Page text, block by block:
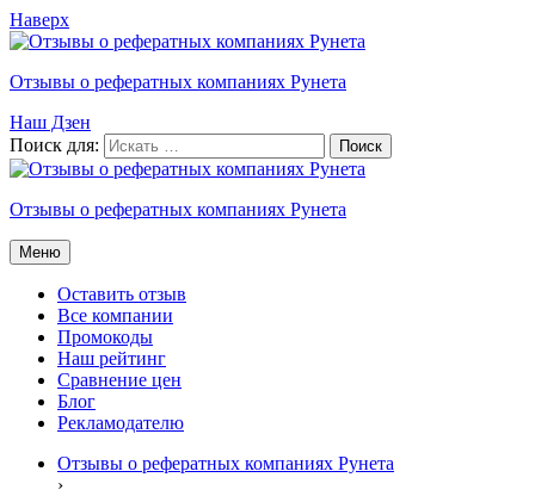
Наверх
Отзывы о рефератных компаниях Рунета
Наш Дзен
Поиск для:
Отзывы о рефератных компаниях Рунета
Меню
Оставить отзыв
Все компании
Промокоды
Наш рейтинг
Сравнение цен
Блог
Рекламодателю
Отзывы о рефератных компаниях Рунета
›